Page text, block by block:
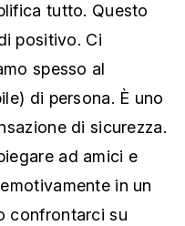
tutto. Questo
positivo. Ci
spesso al
di persona. È uno
di sicurezza.
ad amici e
in un
confrontarci su